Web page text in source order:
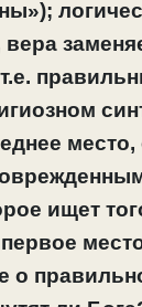
место,
ищет
о